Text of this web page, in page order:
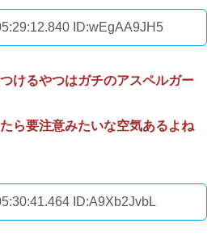
ID:wEgAA9JH5
けるやつはガチのアスペルガー
ら要注意みたいな空気あるよね
ID:A9Xb2JvbL